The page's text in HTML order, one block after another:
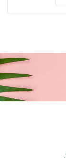
Productlijn:
EAN:
Verpakking:
Huidtype:
vochtinbrenger
gebieden.